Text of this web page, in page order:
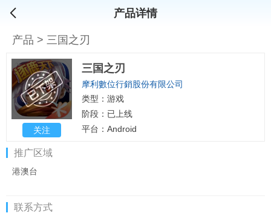
产品详情
产品 > 三国之刃
关注
三国之刃
摩利數位行銷股份有限公司
类型：游戏
阶段：已上线
平台：Android
推广区域
港澳台
联系方式